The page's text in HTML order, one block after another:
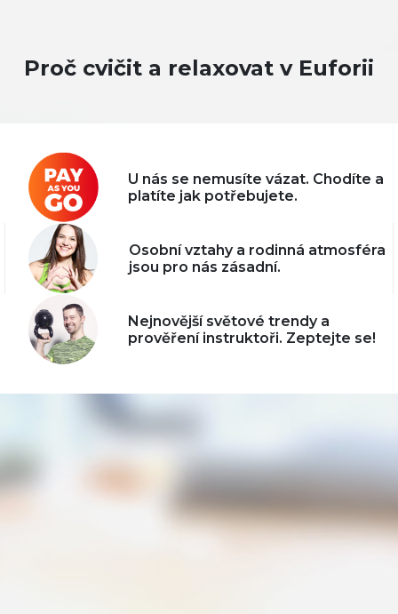
Proč cvičit a relaxovat v Euforii
U nás se nemusíte vázat. Chodíte a
platíte jak potřebujete.
Osobní vztahy a rodinná atmosféra
jsou pro nás zásadní.
Nejnovější světové trendy a
prověření instruktoři. Zeptejte se!